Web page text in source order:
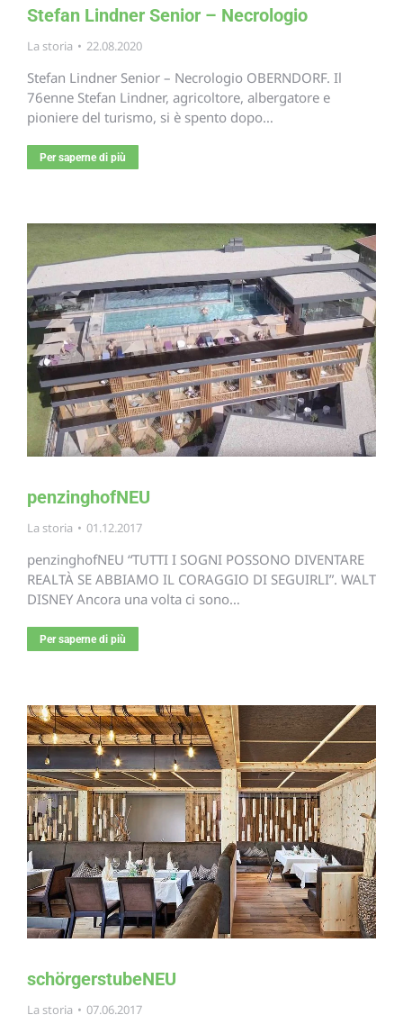
Stefan Lindner Senior – Necrologio
La storia 22.08.2020
Stefan Lindner Senior – Necrologio OBERNDORF. Il
76enne Stefan Lindner, agricoltore, albergatore e
pioniere del turismo, si è spento dopo…
Per saperne di più
penzinghofNEU
La storia 01.12.2017
penzinghofNEU “TUTTI I SOGNI POSSONO DIVENTARE
REALTÀ SE ABBIAMO IL CORAGGIO DI SEGUIRLI”. WALT
DISNEY Ancora una volta ci sono…
Per saperne di più
schörgerstubeNEU
La storia 07.06.2017